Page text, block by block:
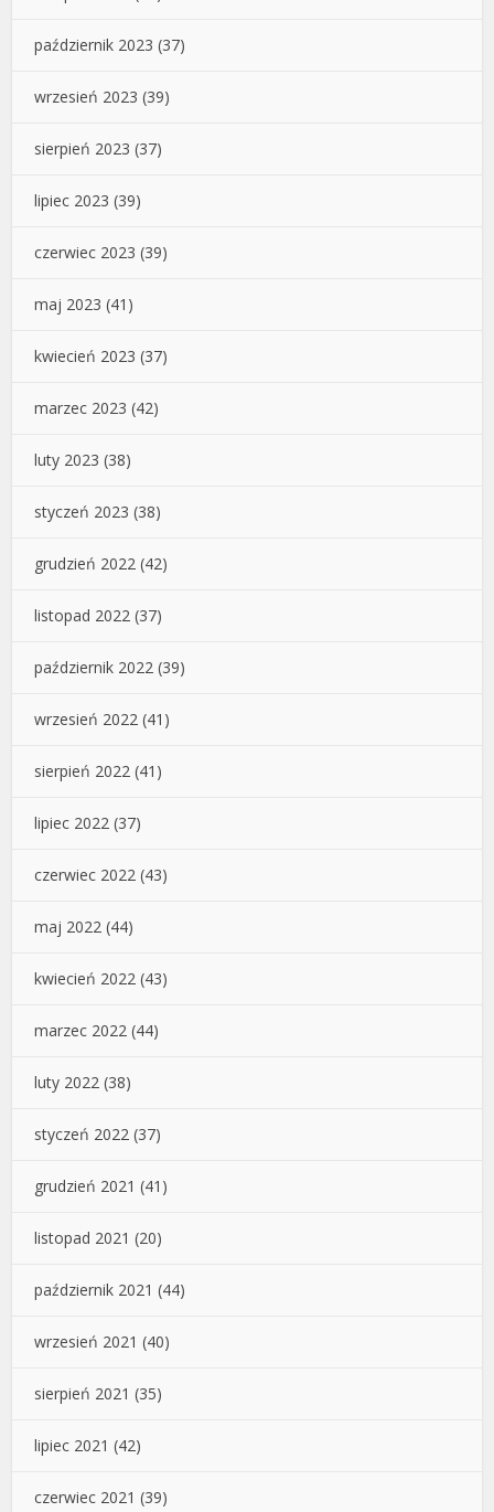
październik 2023 (37)
wrzesień 2023 (39)
sierpień 2023 (37)
lipiec 2023 (39)
czerwiec 2023 (39)
maj 2023 (41)
kwiecień 2023 (37)
marzec 2023 (42)
luty 2023 (38)
styczeń 2023 (38)
grudzień 2022 (42)
listopad 2022 (37)
październik 2022 (39)
wrzesień 2022 (41)
sierpień 2022 (41)
lipiec 2022 (37)
czerwiec 2022 (43)
maj 2022 (44)
kwiecień 2022 (43)
marzec 2022 (44)
luty 2022 (38)
styczeń 2022 (37)
grudzień 2021 (41)
listopad 2021 (20)
październik 2021 (44)
wrzesień 2021 (40)
sierpień 2021 (35)
lipiec 2021 (42)
czerwiec 2021 (39)